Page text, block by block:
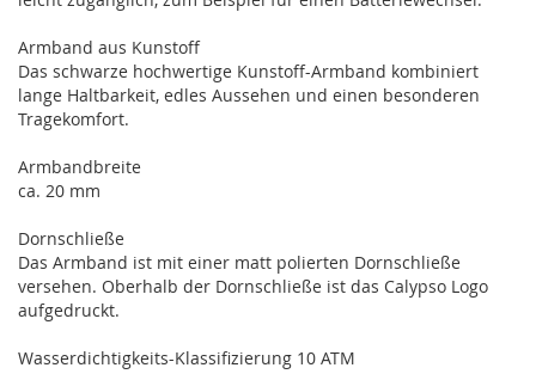
Armband aus Kunstoff
Das schwarze hochwertige Kunstoff-Armband kombiniert
lange Haltbarkeit, edles Aussehen und einen besonderen
Tragekomfort.
Armbandbreite
ca. 20 mm
Dornschließe
Das Armband ist mit einer matt polierten Dornschließe
versehen. Oberhalb der Dornschließe ist das Calypso Logo
aufgedruckt.
Wasserdichtigkeits-Klassifizierung 10 ATM